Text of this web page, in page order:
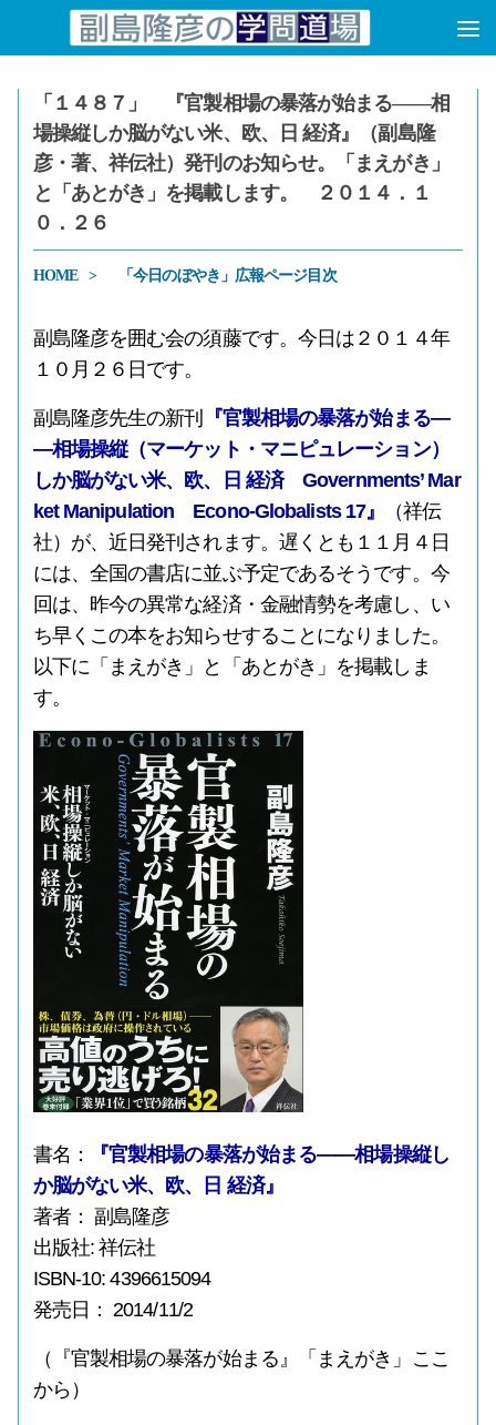
コンテンツへスキップ
「１４８７」 『官製相場の暴落が始まる――相
場操縦しか脳がない米、欧、日 経済』（副島隆
彦・著、祥伝社）発刊のお知らせ。「まえがき」
と「あとがき」を掲載します。 ２０１４．１
０．２６
HOME 「今日のぼやき」広報ページ目次
副島隆彦を囲む会の須藤です。今日は２０１４年
１０月２６日です。
副島隆彦先生の新刊
『官製相場の暴落が始まる―
―相場操縦（マーケット・マニピュレーション）
しか脳がない米、欧、日 経済 Governments’ Mar
ket Manipulation Econo-Globalists 17』
（祥伝
社）が、近日発刊されます。遅くとも１１月４日
には、全国の書店に並ぶ予定であるそうです。今
回は、昨今の異常な経済・金融情勢を考慮し、い
ち早くこの本をお知らせすることになりました。
以下に「まえがき」と「あとがき」を掲載しま
す。
書名：
『官製相場の暴落が始まる――相場操縦し
か脳がない米、欧、日 経済』
著者： 副島隆彦
出版社: 祥伝社
ISBN-10: 4396615094
発売日： 2014/11/2
（『官製相場の暴落が始まる』「まえがき」ここ
から）